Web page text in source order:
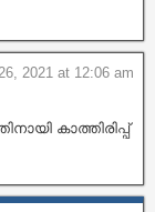
2021 at 12:06 am
കാത്തിരിപ്പ്